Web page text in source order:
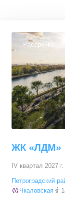
Рассрочка
ЖК «ЛДМ»
IV квартал 2027 г.
Петроградский
Чкаловская